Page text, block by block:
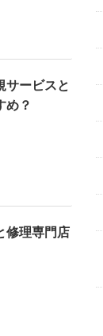
サービスと
め？
修理専門店